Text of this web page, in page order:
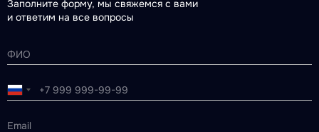
Заполните форму, мы свяжемся с вами
и ответим на все вопросы